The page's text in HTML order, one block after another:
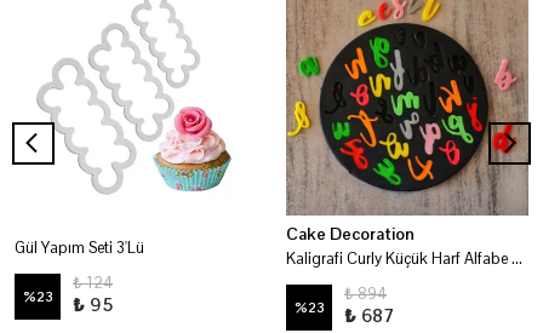
Gül Yapım Seti 3'Lü
%23
₺ 124
₺ 95
Cake Decoration
Kaligrafi Curly Küçük Harf Alfabe Modelleme Kalıbı
%23
₺ 894
₺ 687